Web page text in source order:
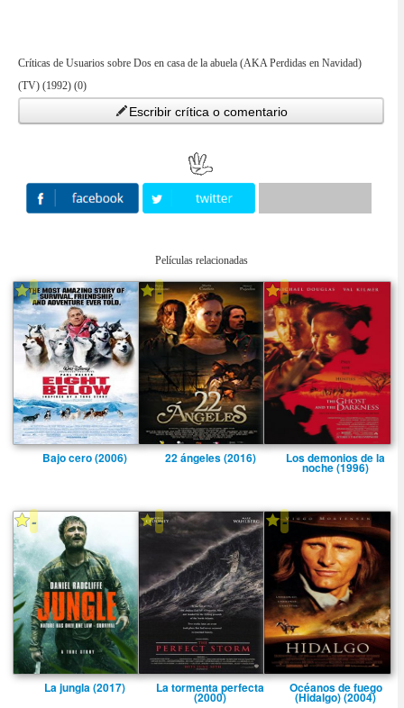
Críticas de Usuarios sobre Dos en casa de la abuela (AKA Perdidas en Navidad)
(TV) (1992) (0)
Escribir crítica o comentario
Películas relacionadas
-
Bajo cero (2006)
-
22 ángeles (2016)
-
Los demonios de la
noche (1996)
-
La jungla (2017)
-
La tormenta perfecta
(2000)
-
Océanos de fuego
(Hidalgo) (2004)